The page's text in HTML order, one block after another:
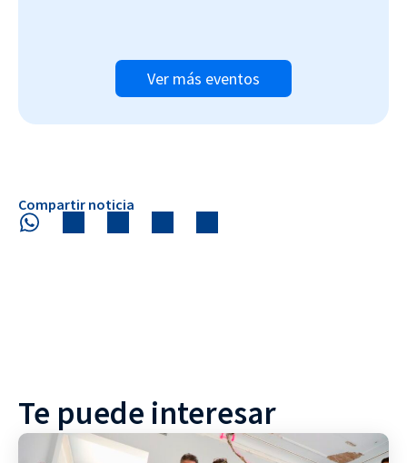
Ver más eventos
Compartir noticia
Te puede interesar